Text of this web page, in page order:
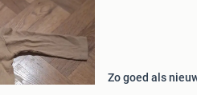
Zo goed als